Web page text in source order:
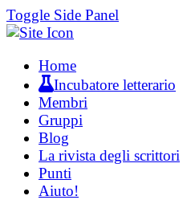
Toggle Side Panel
Home
Incubatore letterario
Membri
Gruppi
Blog
La rivista degli scrittori
Punti
Aiuto!